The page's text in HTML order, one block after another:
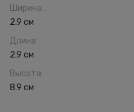
Ширина:
2.9 см
Длина:
2.9 см
Высота:
8.9 см